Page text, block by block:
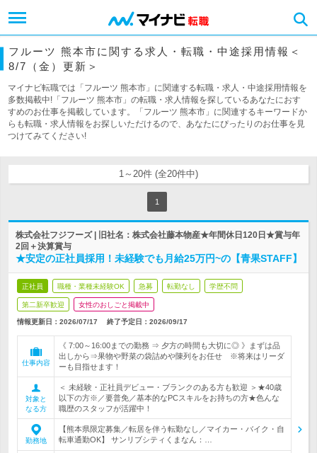
フルーツ 熊本市に関する求人・転職・中途採用情報＜
8/7（金）更新＞
マイナビ転職では「フルーツ 熊本市」に関連する転職・求人・中途採用情報を
多数掲載中!「フルーツ 熊本市」の転職・求人情報を探しているあなたにおす
すめのお仕事を掲載しています。「フルーツ 熊本市」に関連するキーワードか
らも転職・求人情報をお探しいただけるので、あなたにぴったりのお仕事を見
つけてみてください!
1～20件 (全20件中)
1
株式会社フジフーズ | 旧社名：株式会社藤本物産★年間休日120日★賞与年
2回＋決算賞与
★安定の正社員採用！未経験でも月給25万円~の【青果STAFF】
正社員 職種・業種未経験OK 急募 転勤なし 学歴不問
第二新卒歓迎 女性のおしごと掲載中
情報更新日：2026/07/17 終了予定日： 2026/09/17
仕事内容
《 7:00～16:00までの勤務 ⇒ 夕方の時間も大切に◎ 》まずは品
出しから⇒果物や野菜の袋詰めや陳列をお任せ ※将来はリーダ
ーも目指せます！
対象と
なる方
＜ 未経験・正社員デビュー・ブランクのある方も歓迎 ＞★40歳
以下の方※／要普免／基本的なPCスキルをお持ちの方★色んな
職歴のスタッフが活躍中！
勤務地
【熊本県限定募集／転居を伴う転勤なし／マイカー・バイク・自
転車通勤OK】 サンリブシティくまなん：…